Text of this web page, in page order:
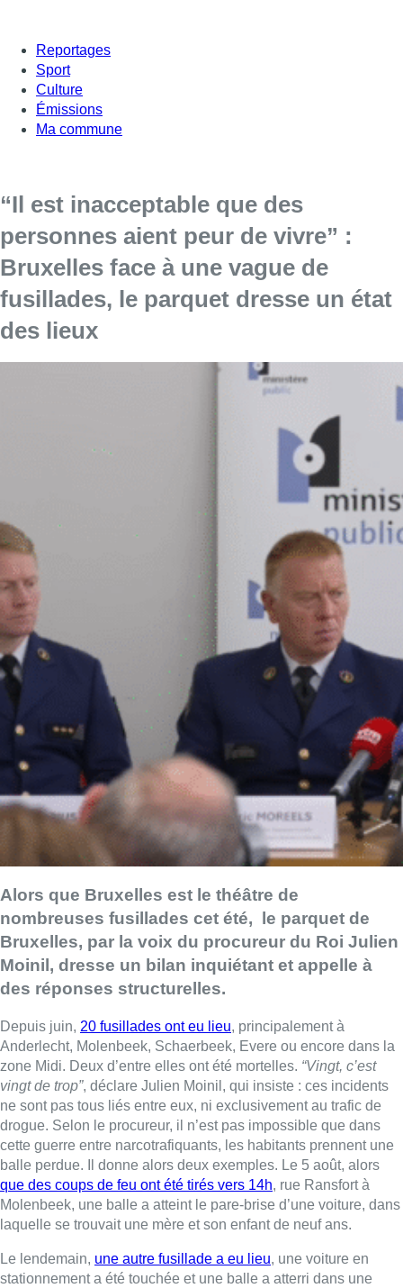
Reportages
Sport
Culture
Émissions
Ma commune
“Il est inacceptable que des
personnes aient peur de vivre” :
Bruxelles face à une vague de
fusillades, le parquet dresse un état
des lieux
Alors que Bruxelles est le théâtre de
nombreuses fusillades cet été, le parquet de
Bruxelles, par la voix du procureur du Roi Julien
Moinil, dresse un bilan inquiétant et appelle à
des réponses structurelles.
Depuis juin, 20 fusillades ont eu lieu, principalement à
Anderlecht, Molenbeek, Schaerbeek, Evere ou encore dans la
zone Midi. Deux d’entre elles ont été mortelles. “Vingt, c’est
vingt de trop”, déclare Julien Moinil, qui insiste : ces incidents
ne sont pas tous liés entre eux, ni exclusivement au trafic de
drogue. Selon le procureur, il n’est pas impossible que dans
cette guerre entre narcotrafiquants, les habitants prennent une
balle perdue. Il donne alors deux exemples. Le 5 août, alors
que des coups de feu ont été tirés vers 14h, rue Ransfort à
Molenbeek, une balle a atteint le pare-brise d’une voiture, dans
laquelle se trouvait une mère et son enfant de neuf ans.
Le lendemain, une autre fusillade a eu lieu, une voiture en
stationnement a été touchée et une balle a atterri dans une